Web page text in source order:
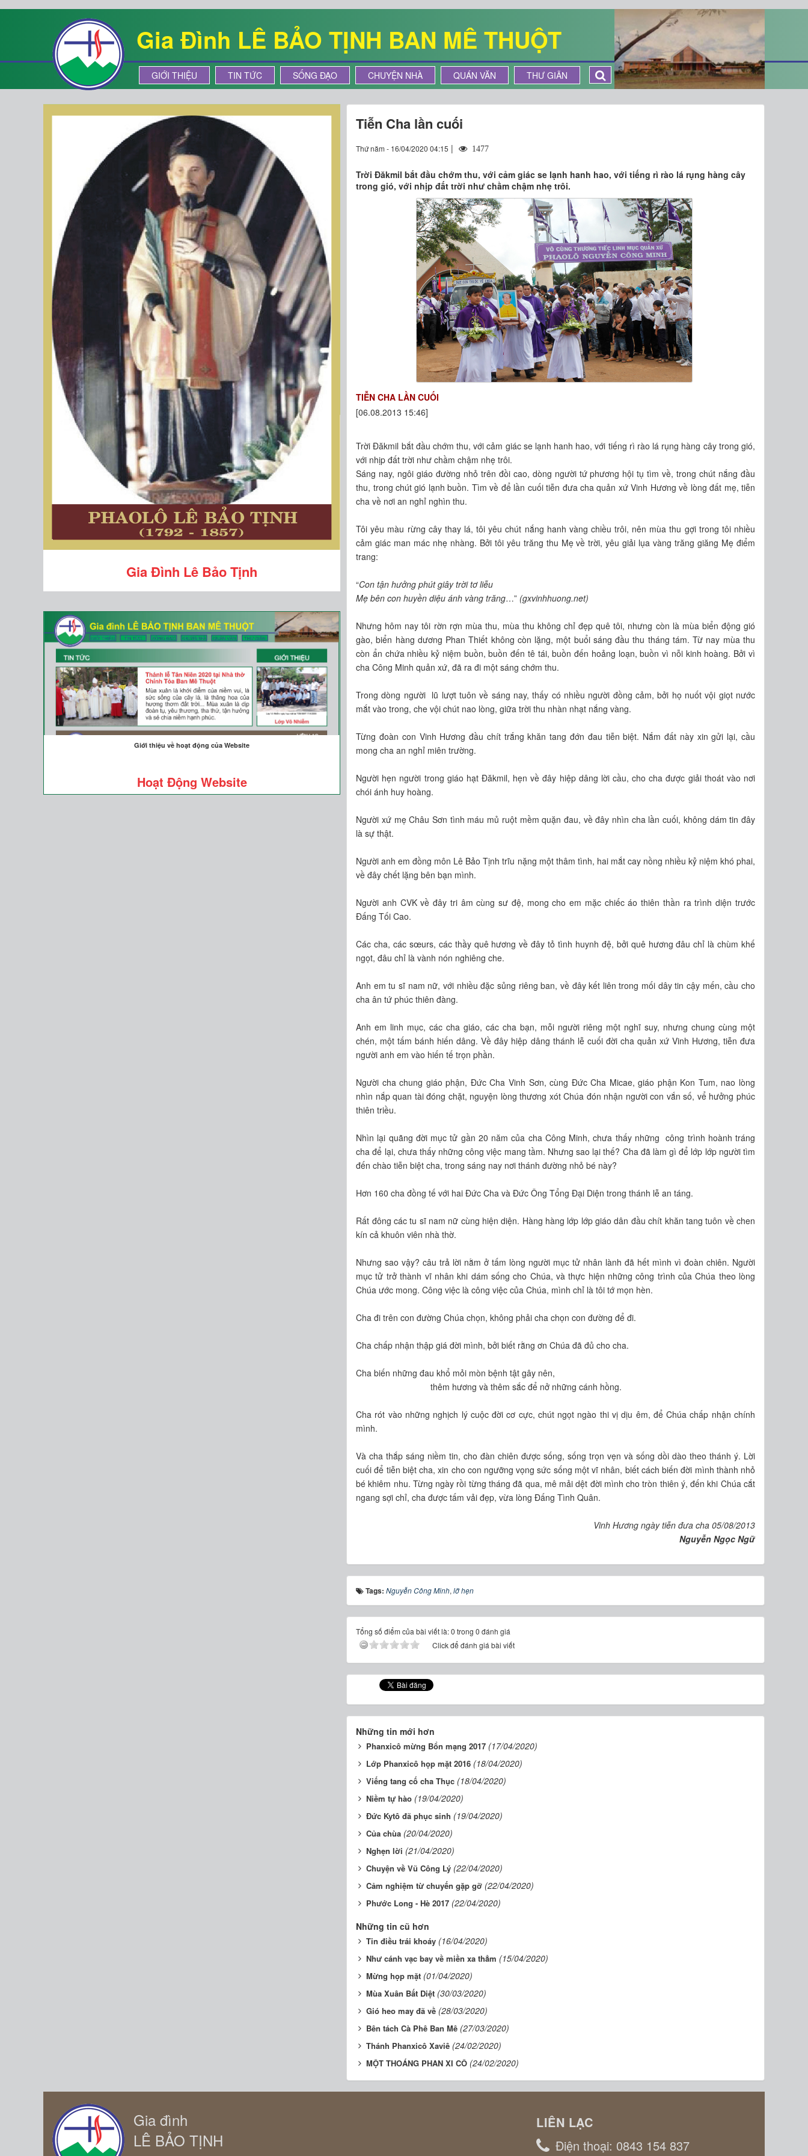
Gia Đình LÊ BẢO TỊNH BAN MÊ THUỘT
GIỚI THIỆU TIN TỨC SỐNG ĐẠO CHUYỆN NHÀ QUÁN VĂN THƯ GIÃN
Tiễn Cha lần cuối
Thứ năm - 16/04/2020 04:15 | 1477
Trời Đăkmil bắt đầu chớm thu, với cảm giác se lạnh hanh hao, với tiếng rì rào lá rụng hàng cây
trong gió, với nhịp đất trời như chầm chậm nhẹ trôi.
TIỄN CHA LẦN CUỐI
[06.08.2013 15:46]
Trời Đăkmil bắt đầu chớm thu, với cảm giác se lạnh hanh hao, với tiếng rì rào lá rụng hàng cây trong gió,
với nhịp đất trời như chầm chậm nhẹ trôi.
Sáng nay, ngôi giáo đường nhỏ trên đồi cao, dòng người tứ phương hội tụ tìm về, trong chút nắng đầu
thu, trong chút gió lạnh buồn. Tìm về để lần cuối tiễn đưa cha quản xứ Vinh Hương về lòng đất mẹ, tiễn
cha về nơi an nghỉ nghìn thu.
Tôi yêu màu rừng cây thay lá, tôi yêu chút nắng hanh vàng chiều trôi, nên mùa thu gợi trong tôi nhiều
cảm giác man mác nhẹ nhàng. Bởi tôi yêu trăng thu Mẹ về trời, yêu giải lụa vàng trăng giăng Mẹ điểm
trang:
“Con tận hưởng phút giây trời tơ liễu
Mẹ bên con huyền diệu ánh vàng trăng…” (gxvinhhuong.net)
Nhưng hôm nay tôi rờn rợn mùa thu, mùa thu không chỉ đẹp quê tôi, nhưng còn là mùa biển động gió
gào, biển hàng dương Phan Thiết không còn lặng, một buổi sáng đầu thu tháng tám. Từ nay mùa thu
còn ẩn chứa nhiều kỷ niệm buồn, buồn đến tê tái, buồn đến hoảng loạn, buồn vì nỗi kinh hoàng. Bởi vì
cha Công Minh quản xứ, đã ra đi một sáng chớm thu.
Trong dòng người lũ lượt tuôn về sáng nay, thấy có nhiều người đồng cảm, bởi họ nuốt vội giọt nước
mắt vào trong, che vội chút nao lòng, giữa trời thu nhàn nhạt nắng vàng.
Từng đoàn con Vinh Hương đầu chít trắng khăn tang đớn đau tiễn biệt. Nắm đất này xin gửi lại, cầu
mong cha an nghỉ miên trường.
Người hẹn người trong giáo hạt Đăkmil, hẹn về đây hiệp dâng lời cầu, cho cha được giải thoát vào nơi
chói ánh huy hoàng.
Người xứ mẹ Châu Sơn tình máu mủ ruột mềm quặn đau, về đây nhìn cha lần cuối, không dám tin đây
là sự thật.
Người anh em đồng môn Lê Bảo Tịnh trĩu nặng một thâm tình, hai mắt cay nồng nhiều kỷ niệm khó phai,
về đây chết lặng bên bạn mình.
Người anh CVK về đây tri âm cùng sư đệ, mong cho em mặc chiếc áo thiên thần ra trình diện trước
Đấng Tối Cao.
Các cha, các sœurs, các thầy quê hương về đây tỏ tình huynh đệ, bởi quê hương đâu chỉ là chùm khế
ngọt, đâu chỉ là vành nón nghiêng che.
Anh em tu sĩ nam nữ, với nhiều đặc sủng riêng ban, về đây kết liên trong mối dây tin cậy mến, cầu cho
cha ân tứ phúc thiên đàng.
Anh em linh mục, các cha giáo, các cha bạn, mỗi người riêng một nghĩ suy, nhưng chung cùng một
chén, một tấm bánh hiến dâng. Về đây hiệp dâng thánh lễ cuối đời cha quản xứ Vinh Hương, tiễn đưa
người anh em vào hiến tế trọn phần.
Người cha chung giáo phận, Đức Cha Vinh Sơn, cùng Đức Cha Micae, giáo phận Kon Tum, nao lòng
nhìn nắp quan tài đóng chặt, nguyện lòng thương xót Chúa đón nhận người con vắn số, vể hưởng phúc
thiên triều.
Nhìn lại quãng đời mục tử gần 20 năm của cha Công Minh, chưa thấy những công trình hoành tráng
cha để lại, chưa thấy những công việc mang tầm. Nhưng sao lại thế? Cha đã làm gì để lớp lớp người tìm
đến chào tiễn biệt cha, trong sáng nay nơi thánh đường nhỏ bé này?
Hơn 160 cha đồng tế với hai Đức Cha và Đức Ông Tổng Đại Diện trong thánh lễ an táng.
Rất đông các tu sĩ nam nữ cùng hiện diện. Hàng hàng lớp lớp giáo dân đầu chít khăn tang tuôn về chen
kín cả khuôn viên nhà thờ.
Nhưng sao vậy? câu trả lời nằm ở tấm lòng người mục tử nhân lành đã hết mình vì đoàn chiên. Người
mục tử trở thành vĩ nhân khi dám sống cho Chúa, và thực hiện những công trình của Chúa theo lòng
Chúa ước mong. Công việc là công việc của Chúa, mình chỉ là tôi tớ mọn hèn.
Cha đi trên con đường Chúa chọn, không phải cha chọn con đường để đi.
Cha chấp nhận thập giá đời mình, bởi biết rằng ơn Chúa đã đủ cho cha.
Cha biến những đau khổ mỏi mòn bệnh tật gây nên,
thêm hương và thêm sắc để nở những cánh hồng.
Cha rót vào những nghịch lý cuộc đời cơ cực, chút ngọt ngào thi vị dịu êm, để Chúa chấp nhận chính
mình.
Và cha thắp sáng niềm tin, cho đàn chiên được sống, sống trọn vẹn và sống dồi dào theo thánh ý. Lời
cuối để tiễn biệt cha, xin cho con ngưỡng vọng sức sống một vĩ nhân, biết cách biến đời mình thành nhỏ
bé khiêm nhu. Từng ngày rồi từng tháng đã qua, mê mải dệt đời mình cho tròn thiên ý, đến khi Chúa cắt
ngang sợi chỉ, cha được tấm vải đẹp, vừa lòng Đấng Tình Quân.
Vinh Hương ngày tiễn đưa cha 05/08/2013
Nguyễn Ngọc Ngữ
Tags:Nguyễn Công Minh,lỡ hẹn
Tổng số điểm của bài viết là: 0 trong 0 đánh giá
Click để đánh giá bài viết
Những tin mới hơn
Phanxicô mừng Bổn mạng 2017 (17/04/2020)
Lớp Phanxicô họp mặt 2016 (18/04/2020)
Viếng tang cố cha Thục (18/04/2020)
Niềm tự hào (19/04/2020)
Đức Kytô đã phục sinh (19/04/2020)
Của chùa (20/04/2020)
Nghẹn lời (21/04/2020)
Chuyện về Vũ Công Lý (22/04/2020)
Cảm nghiệm từ chuyến gặp gỡ (22/04/2020)
Phước Long - Hè 2017 (22/04/2020)
Những tin cũ hơn
Tin điều trái khoáy (16/04/2020)
Như cánh vạc bay về miền xa thẳm (15/04/2020)
Mừng họp mặt (01/04/2020)
Mùa Xuân Bất Diệt (30/03/2020)
Gió heo may đã về (28/03/2020)
Bên tách Cà Phê Ban Mê (27/03/2020)
Thánh Phanxicô Xaviê (24/02/2020)
MỘT THOÁNG PHAN XI CÔ (24/02/2020)
Gia Đình Lê Bảo Tịnh
Giới thiệu về hoạt động của Website
Hoạt Động Website
Gia đình
LÊ BẢO TỊNH
LIÊN LẠC
Điện thoại: 0843 154 837